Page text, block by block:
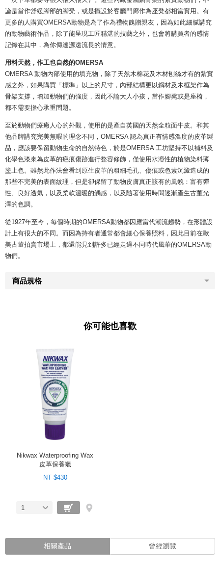
論是當作舒緩腳部的腳凳，或是擺設於客廳門廊作為座凳都相當實用。有
更多的人購買OMERSA動物是為了作為禮物餽贈親友，因為如此細膩講究
的動物藝術作品，除了能呈現工匠精湛的技藝之外，也會將購買者的感情
記錄在其中，為你傳達源遠流長的情意。
用料天然，作工也自然的OMERSA
OMERSA 動物內部使用的填充物，除了天然木棉花及木材刨絲才有的紮實
感之外，如果購買「標準」以上的尺寸，內部結構更以鋼材及木框架作為
骨架支撐，增加動物們的強度，因此不論大人小孩，當作腳凳或是座椅，
都不需要擔心承重問題。
至於動物們療癒人心的外觀，使用的是產自英國的天然全粒面牛皮。和其
他品牌講究完美無暇的理念不同，OMERSA 認為真正有情感溫度的皮革製
品，應該要保留動物生命的自然特色，於是OMERSA 工坊堅持不以補料及
化學色漆來為皮革的疤痕傷跡進行整容修飾，僅使用水溶性的植物染料薄
塗上色。雖然此作法會看到原生皮革的粗細毛孔、傷痕或色素沉澱造成的
那些不完美的表面紋理，但是卻保留了動物皮膚真正該有的風貌：富有彈
性、良好透氣，以及柔軟溫暖的觸感，以及隨著使用時間逐漸產生古董光
澤的色調。
從1927年至今，每個時期的OMERSA動物都因應當代潮流趨勢，在形體設
計上有很大的不同。而因為持有者通常都會細心保養照料，因此目前在歐
美古董拍賣市場上，都還能見到許多已經走過不同時代風華的OMERSA動
物們。
商品規格
你可能也喜歡
Nikwax Waterproofing Wax
皮革保養蠟
NT $430
1
相關產品 曾經瀏覽